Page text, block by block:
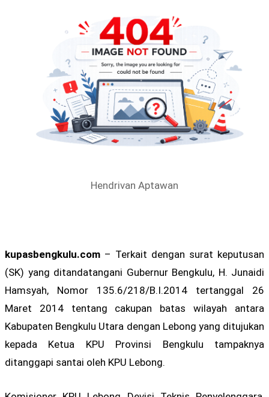
Hendrivan Aptawan
kupasbengkulu.com – Terkait dengan surat keputusan
(SK) yang ditandatangani Gubernur Bengkulu, H. Junaidi
Hamsyah, Nomor 135.6/218/B.I.2014 tertanggal 26
Maret 2014 tentang cakupan batas wilayah antara
Kabupaten Bengkulu Utara dengan Lebong yang ditujukan
kepada Ketua KPU Provinsi Bengkulu tampaknya
ditanggapi santai oleh KPU Lebong.